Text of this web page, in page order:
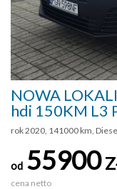
NOWA
hdi 150KM L3
rok 2020, 141000 km,
od 55900
cena netto